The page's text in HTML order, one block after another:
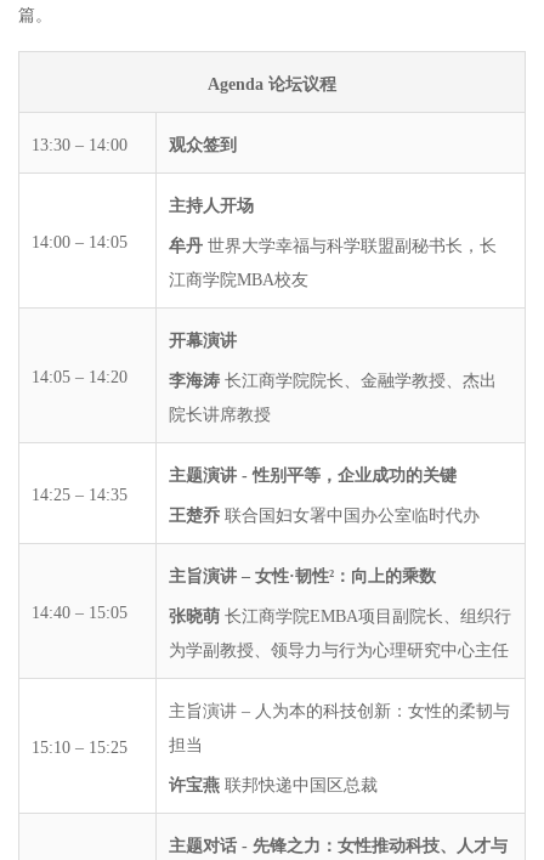
篇。
Agenda 论坛议程
13:30 – 14:00 观众签到
14:00 – 14:05
主持人开场
牟丹 世界大学幸福与科学联盟副秘书长，长
江商学院MBA校友
14:05 – 14:20
开幕演讲
李海涛 长江商学院院长、金融学教授、杰出
院长讲席教授
14:25 – 14:35
主题演讲 - 性别平等，企业成功的关键
王楚乔 联合国妇女署中国办公室临时代办
14:40 – 15:05
主旨演讲 – 女性·韧性²：向上的乘数
张晓萌 长江商学院EMBA项目副院长、组织行
为学副教授、领导力与行为心理研究中心主任
15:10 – 15:25
主旨演讲 – 人为本的科技创新：女性的柔韧与
担当
许宝燕 联邦快递中国区总裁
主题对话 - 先锋之力：女性推动科技、人才与